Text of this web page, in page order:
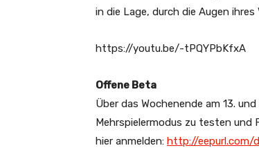
in die Lage, durch die Augen
https://youtu.be/-tPQYPbKfxA
Offene Beta
Über das Wochenende am 13.
Mehrspielermodus zu testen und
hier anmelden: http://eepurl.com/